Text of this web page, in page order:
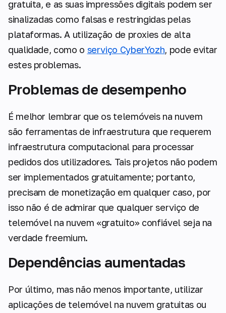
gratuita, e as suas impressões digitais podem ser
sinalizadas como falsas e restringidas pelas
plataformas. A utilização de proxies de alta
qualidade, como o serviço CyberYozh, pode evitar
estes problemas.
Problemas de desempenho
É melhor lembrar que os telemóveis na nuvem
são ferramentas de infraestrutura que requerem
infraestrutura computacional para processar
pedidos dos utilizadores. Tais projetos não podem
ser implementados gratuitamente; portanto,
precisam de monetização em qualquer caso, por
isso não é de admirar que qualquer serviço de
telemóvel na nuvem «gratuito» confiável seja na
verdade freemium.
Dependências aumentadas
Por último, mas não menos importante, utilizar
aplicações de telemóvel na nuvem gratuitas ou